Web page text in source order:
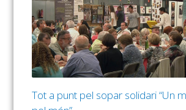
Tot a punt pel sopar solidari “Un